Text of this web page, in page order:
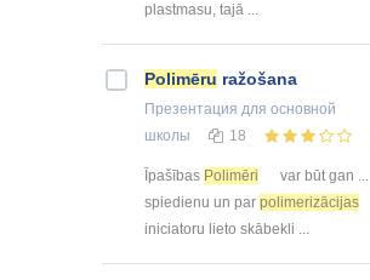
plastmasu, tajā ...
Polimēru ražošana
Презентация для основной
школы
18
Īpašības Polimēri
var būt gan ...
spiedienu un par polimerizācijas
iniciatoru lieto skābekli ...